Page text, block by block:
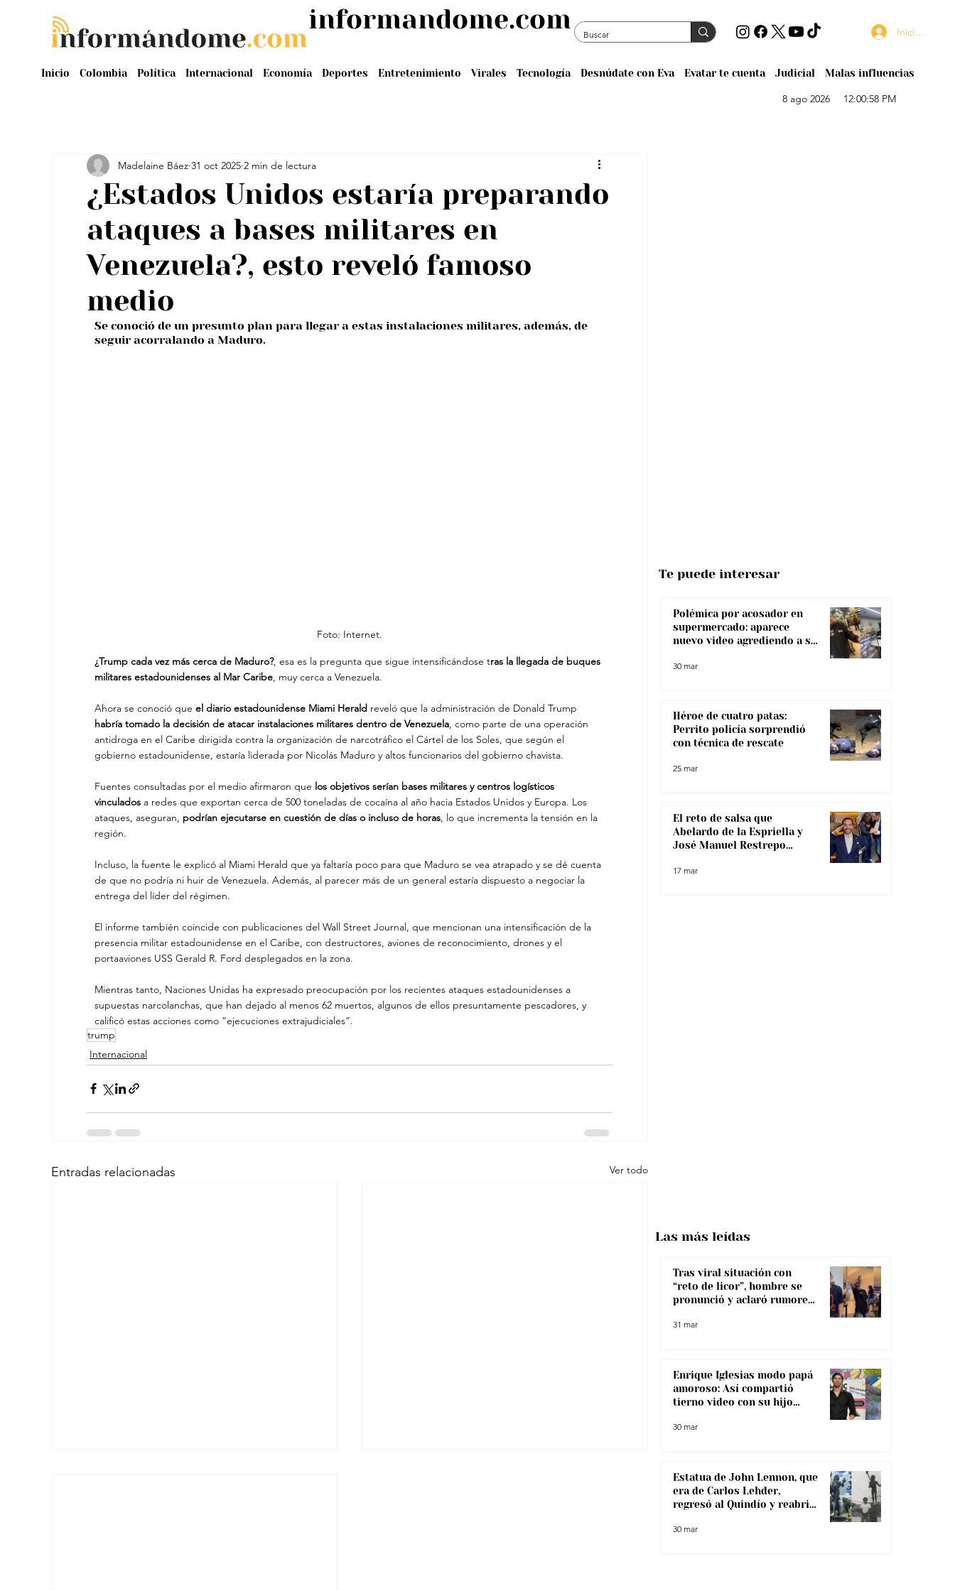
Inicio Colombia Política Internacional Economía Deportes Entretenimiento Virales Tecnología Desnúdate con Eva Evatar te cuenta Judicial Malas influencias
Iniciar sesión
8 ago 2026 12:00:58 PM
informandome.com
¿Estados Unidos estaría preparando
ataques a bases militares en
Venezuela?, esto reveló famoso
medio
Madelaine Báez 31 oct 2025 2 min de lectura
Se conoció de un presunto plan para llegar a estas instalaciones militares, además, de
seguir acorralando a Maduro.
Foto: Internet.
¿Trump cada vez más cerca de Maduro?, esa es la pregunta que sigue intensificándose tras la llegada de buques
militares estadounidenses al Mar Caribe, muy cerca a Venezuela.
Ahora se conoció que el diario estadounidense Miami Herald reveló que la administración de Donald Trump
habría tomado la decisión de atacar instalaciones militares dentro de Venezuela, como parte de una operación
antidroga en el Caribe dirigida contra la organización de narcotráfico el Cártel de los Soles, que según el
gobierno estadounidense, estaría liderada por Nicolás Maduro y altos funcionarios del gobierno chavista.
Fuentes consultadas por el medio afirmaron que los objetivos serían bases militares y centros logísticos
vinculados a redes que exportan cerca de 500 toneladas de cocaína al año hacia Estados Unidos y Europa. Los
ataques, aseguran, podrían ejecutarse en cuestión de días o incluso de horas, lo que incrementa la tensión en la
región.
Incluso, la fuente le explicó al Miami Herald que ya faltaría poco para que Maduro se vea atrapado y se dé cuenta
de que no podría ni huir de Venezuela. Además, al parecer más de un general estaría dispuesto a negociar la
entrega del líder del régimen.
El informe también coincide con publicaciones del Wall Street Journal, que mencionan una intensificación de la
presencia militar estadounidense en el Caribe, con destructores, aviones de reconocimiento, drones y el
portaaviones USS Gerald R. Ford desplegados en la zona.
Mientras tanto, Naciones Unidas ha expresado preocupación por los recientes ataques estadounidenses a
supuestas narcolanchas, que han dejado al menos 62 muertos, algunos de ellos presuntamente pescadores, y
calificó estas acciones como “ejecuciones extrajudiciales”.
trump
Internacional
Entradas relacionadas Ver todo
Polémica por acosador en
supermercado: aparece
nuevo video agrediendo a su
30 mar
Héroe de cuatro patas:
Perrito policía sorprendió
con técnica de rescate
25 mar
El reto de salsa que
Abelardo de la Espriella y
José Manuel Restrepo
17 mar
Te puede interesar
Tras viral situación con
“reto de licor”, hombre se
pronunció y aclaró rumores
31 mar
Enrique Iglesias modo papá
amoroso: Así compartió
tierno video con su hijo
30 mar
Estatua de John Lennon, que
era de Carlos Lehder,
regresó al Quindío y reabrió
narcotráfico
30 mar
Las más leídas